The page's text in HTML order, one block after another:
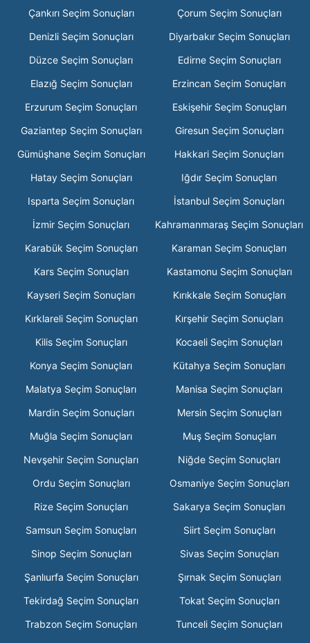
Çankırı Seçim Sonuçları
Çorum Seçim Sonuçları
Denizli Seçim Sonuçları
Diyarbakır Seçim Sonuçları
Düzce Seçim Sonuçları
Edirne Seçim Sonuçları
Elazığ Seçim Sonuçları
Erzincan Seçim Sonuçları
Erzurum Seçim Sonuçları
Eskişehir Seçim Sonuçları
Gaziantep Seçim Sonuçları
Giresun Seçim Sonuçları
Gümüşhane Seçim Sonuçları
Hakkari Seçim Sonuçları
Hatay Seçim Sonuçları
Iğdır Seçim Sonuçları
Isparta Seçim Sonuçları
İstanbul Seçim Sonuçları
İzmir Seçim Sonuçları
Kahramanmaraş Seçim Sonuçları
Karabük Seçim Sonuçları
Karaman Seçim Sonuçları
Kars Seçim Sonuçları
Kastamonu Seçim Sonuçları
Kayseri Seçim Sonuçları
Kırıkkale Seçim Sonuçları
Kırklareli Seçim Sonuçları
Kırşehir Seçim Sonuçları
Kilis Seçim Sonuçları
Kocaeli Seçim Sonuçları
Konya Seçim Sonuçları
Kütahya Seçim Sonuçları
Malatya Seçim Sonuçları
Manisa Seçim Sonuçları
Mardin Seçim Sonuçları
Mersin Seçim Sonuçları
Muğla Seçim Sonuçları
Muş Seçim Sonuçları
Nevşehir Seçim Sonuçları
Niğde Seçim Sonuçları
Ordu Seçim Sonuçları
Osmaniye Seçim Sonuçları
Rize Seçim Sonuçları
Sakarya Seçim Sonuçları
Samsun Seçim Sonuçları
Siirt Seçim Sonuçları
Sinop Seçim Sonuçları
Sivas Seçim Sonuçları
Şanlıurfa Seçim Sonuçları
Şırnak Seçim Sonuçları
Tekirdağ Seçim Sonuçları
Tokat Seçim Sonuçları
Trabzon Seçim Sonuçları
Tunceli Seçim Sonuçları